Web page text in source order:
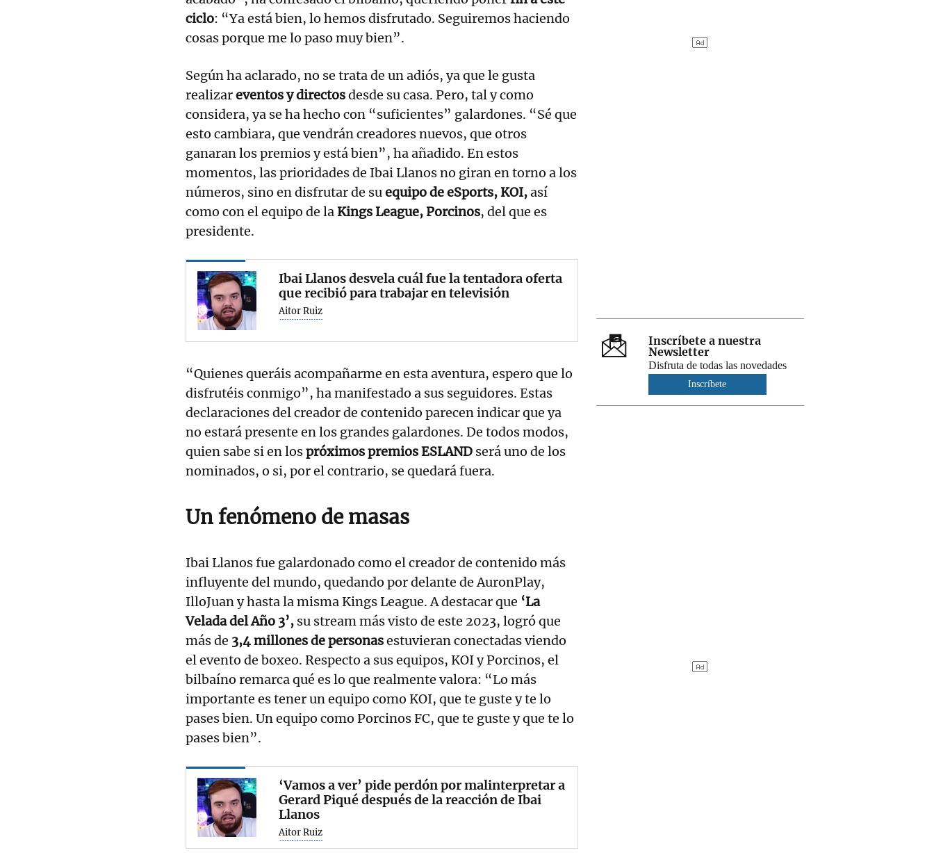
ciclo: “Ya está bien, lo hemos disfrutado. Seguiremos haciendo
cosas porque me lo paso muy bien”.
Según ha aclarado, no se trata de un adiós, ya que le gusta
realizareventos y directosdesde su casa. Pero, tal y como
considera, ya se ha hecho con “suficientes” galardones. “Sé que
esto cambiara, que vendrán creadores nuevos, que otros
ganaran los premios y está bien”, ha añadido. En estos
momentos, las prioridades de Ibai Llanos no giran en torno a los
números, sino en disfrutar de suequipo de eSports, KOI,así
como con el equipo de laKings League, Porcinos, del que es
presidente.
Ibai Llanos desvela cuál fue la tentadora oferta
que recibió para trabajar en televisión
Aitor Ruiz
“Quienes queráis acompañarme en esta aventura, espero que lo
disfrutéis conmigo”, ha manifestado a sus seguidores. Estas
declaraciones del creador de contenido parecen indicar que ya
no estará presente en los grandes galardones. De todos modos,
quien sabe si en lospróximos premios ESLAND será uno de los
nominados, o si, por el contrario, se quedará fuera.
Un fenómeno demasas
Ibai Llanos fue galardonado como el creador de contenido más
influyente del mundo, quedando por delante de AuronPlay,
IlloJuan y hasta la misma Kings League. A destacar que ‘La
Velada del Año 3’, su stream más visto de este 2023, logró que
más de 3,4 millones de personasestuvieran conectadas viendo
el evento de boxeo. Respecto a sus equipos, KOI y Porcinos, el
bilbaíno remarca qué es lo que realmente valora: “Lo más
importante es tener un equipo como KOI, que te guste y te lo
pases bien. Un equipo como Porcinos FC, que te guste y que te lo
pases bien”.
‘Vamos a ver’ pide perdón por malinterpretar a
Gerard Piqué después de la reacción de Ibai
Llanos
Aitor Ruiz
Inscríbete a nuestra
Newsletter
Disfruta de todas las novedades
Inscríbete